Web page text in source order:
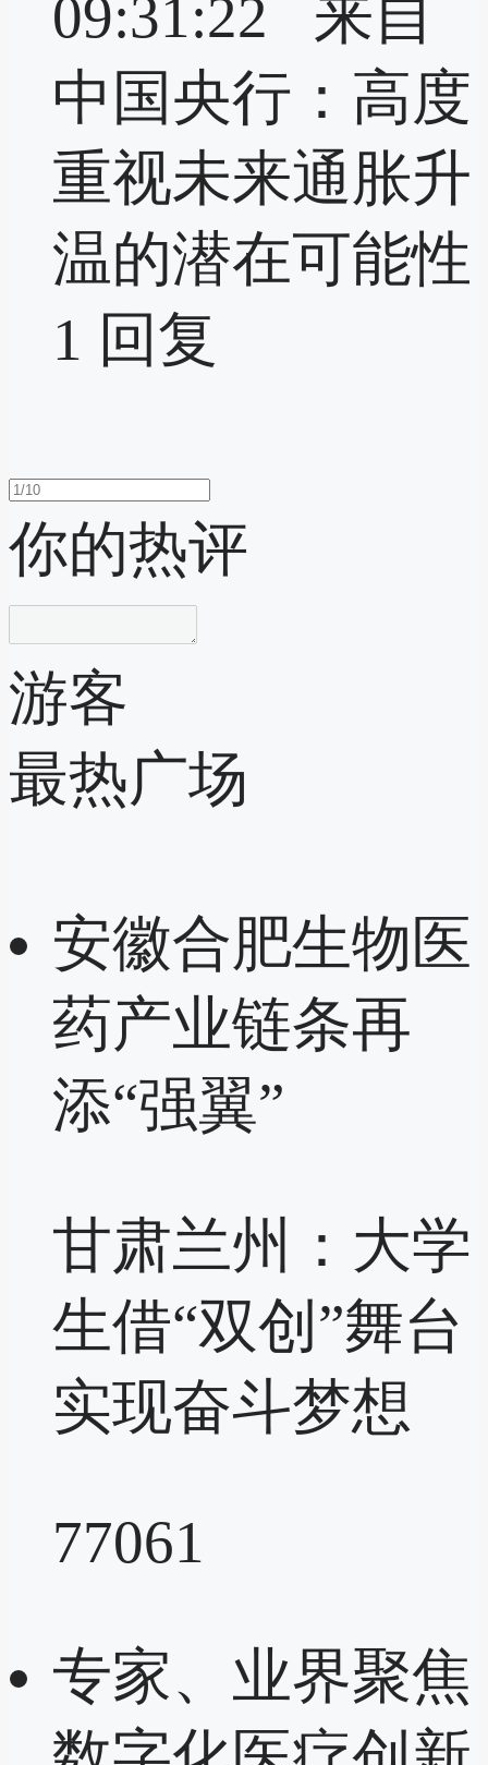
09:31:22 来自
中国央行：高度
重视未来通胀升
温的潜在可能性
1 回复
你的热评
游客
最热广场
安徽合肥生物医
药产业链条再
添“强翼”
甘肃兰州：大学
生借“双创”舞台
实现奋斗梦想
77061
专家、业界聚焦